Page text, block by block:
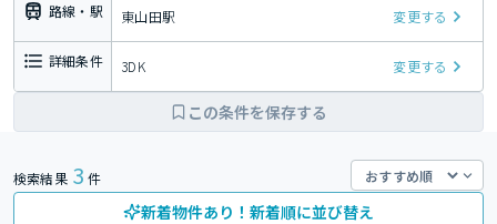
路線・駅 東山田駅 変更する
詳細条件 3DK 変更する
この条件を保存する
検索結果 3 件
新着物件あり！新着順に並び替え